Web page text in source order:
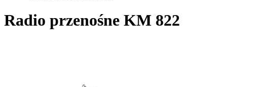
Radio przenośne KM 822